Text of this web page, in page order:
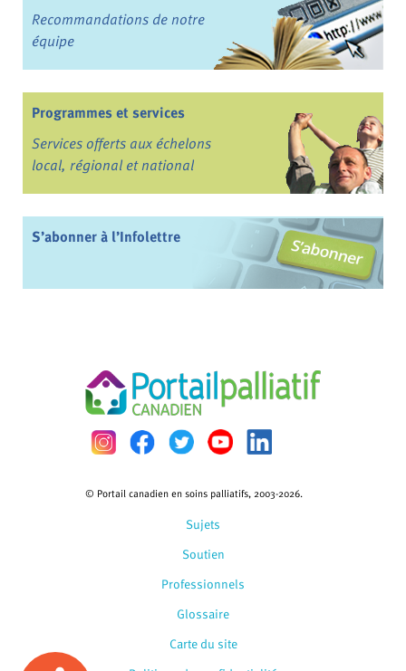
Recommandations de notre
équipe
Programmes et services
Services offerts aux échelons
local, régional et national
S’abonner à l’Infolettre
Sujets
Soutien
Professionnels
Glossaire
© Portail canadien en soins palliatifs, 2003-2026.
Carte du site